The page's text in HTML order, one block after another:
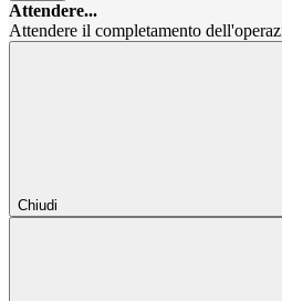
Attendere...
Attendere il completamento
Chiudi